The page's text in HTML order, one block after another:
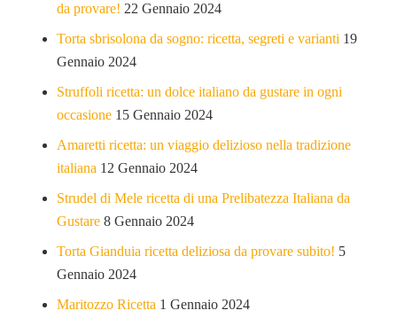
da provare! 22 Gennaio 2024
Torta sbrisolona da sogno: ricetta, segreti e varianti 19
Gennaio 2024
Struffoli ricetta: un dolce italiano da gustare in ogni
occasione 15 Gennaio 2024
Amaretti ricetta: un viaggio delizioso nella tradizione
italiana 12 Gennaio 2024
Strudel di Mele ricetta di una Prelibatezza Italiana da
Gustare 8 Gennaio 2024
Torta Gianduia ricetta deliziosa da provare subito! 5
Gennaio 2024
Maritozzo Ricetta 1 Gennaio 2024